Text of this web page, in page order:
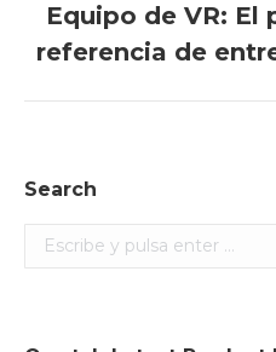
Equipo de VR:
referencia de
Search
Search: